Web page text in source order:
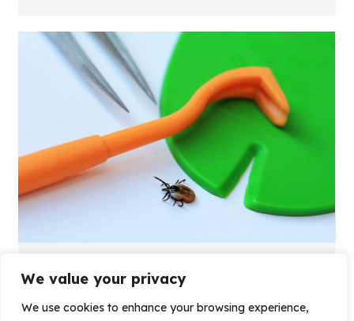
We value your privacy
We use cookies to enhance your browsing experience,
Zaszczep kleszcza na Kleszczowej
2025-06-16